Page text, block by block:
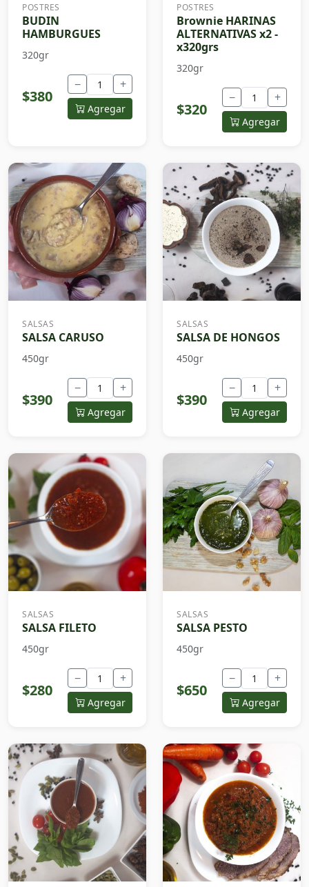
POSTRES
BUDIN
HAMBURGUES
320gr
$380
− +
Agregar
POSTRES
Brownie HARINAS
ALTERNATIVAS x2 -
x320grs
320gr
$320
− +
Agregar
SALSAS
SALSA CARUSO
450gr
$390
− +
Agregar
SALSAS
SALSA DE HONGOS
450gr
$390
− +
Agregar
SALSAS
SALSA FILETO
450gr
$280
− +
Agregar
SALSAS
SALSA PESTO
450gr
$650
− +
Agregar